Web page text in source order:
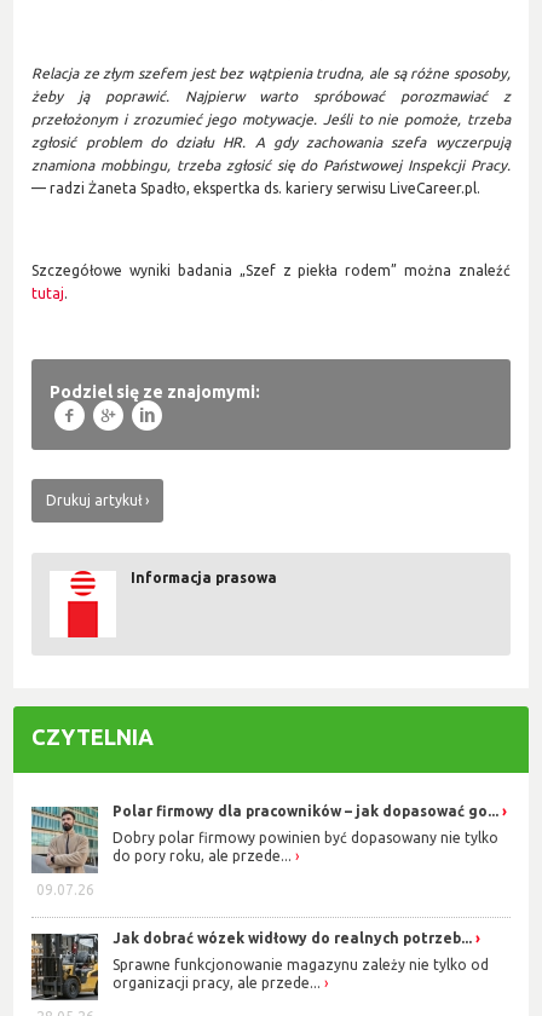
Relacja ze złym szefem jest bez wątpienia trudna, ale są różne sposoby,
żeby ją poprawić. Najpierw warto spróbować porozmawiać z
przełożonym i zrozumieć jego motywacje. Jeśli to nie pomoże, trzeba
zgłosić problem do działu HR. A gdy zachowania szefa wyczerpują
znamiona mobbingu, trzeba zgłosić się do Państwowej Inspekcji Pracy.
— radzi Żaneta Spadło, ekspertka ds. kariery serwisu LiveCareer.pl.
Szczegółowe wyniki badania „Szef z piekła rodem” można znaleźć
tutaj.
Podziel się ze znajomymi:
f g l
Drukuj artykuł
Informacja prasowa
CZYTELNIA
09.07.26
Polar firmowy dla pracowników – jak dopasować go...
Dobry polar firmowy powinien być dopasowany nie tylko
do pory roku, ale przede...
Jak dobrać wózek widłowy do realnych potrzeb...
Sprawne funkcjonowanie magazynu zależy nie tylko od
organizacji pracy, ale przede...